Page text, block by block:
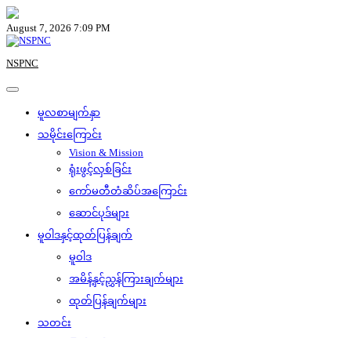
Skip
to
content
August 7, 2026 7:09 PM
NSPNC
မူလစာမျက်နှာ
သမိုင်းကြောင်း
Vision & Mission
ရုံးဖွင့်လှစ်ခြင်း
ကော်မတီတံဆိပ်အကြောင်း
ဆောင်ပုဒ်များ
မူဝါဒနှင့်ထုတ်ပြန်ချက်
မူဝါဒ
အမိန့်နှင့်ညွှန်ကြားချက်များ
ထုတ်ပြန်ချက်များ
သတင်း